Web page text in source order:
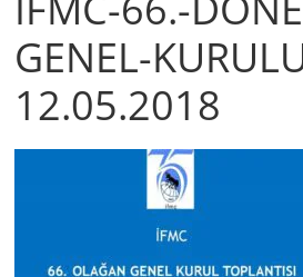
GENEL-
12.05.2018